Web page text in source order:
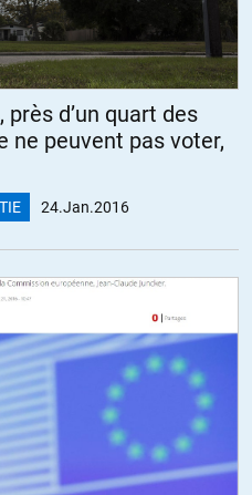
d’un quart des
ne peuvent pas voter,
24.Jan.2016